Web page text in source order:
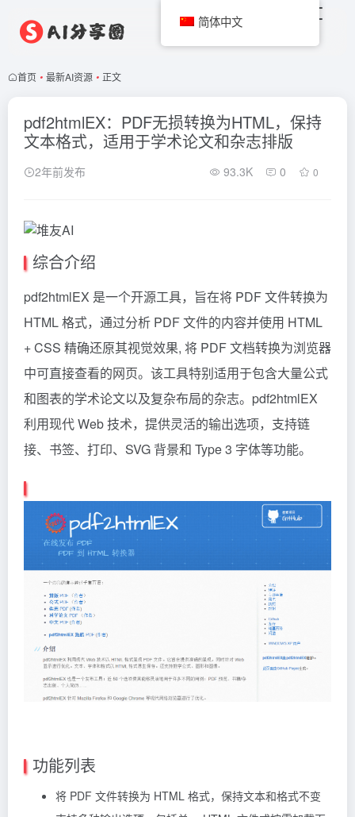
首页 • 最新AI资源 • 正文
pdf2htmlEX：PDF无损转换为HTML，保持
文本格式，适用于学术论文和杂志排版
2年前发布 93.3K 0 0
综合介绍
pdf2htmlEX 是一个开源工具，旨在将 PDF 文件转换为
HTML 格式，通过分析 PDF 文件的内容并使用 HTML
+ CSS 精确还原其视觉效果, 将 PDF 文档转换为浏览器
中可直接查看的网页。该工具特别适用于包含大量公式
和图表的学术论文以及复杂布局的杂志。pdf2htmlEX
利用现代 Web 技术，提供灵活的输出选项，支持链
接、书签、打印、SVG 背景和 Type 3 字体等功能。
功能列表
将 PDF 文件转换为 HTML 格式，保持文本和格式不变
简体中文